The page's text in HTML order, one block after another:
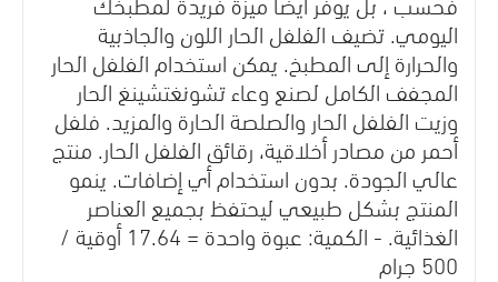
اليومي. تضيف الفلفل الحار اللون والجاذبية
والحرارة إلى المطبخ. يمكن استخدام الفلفل الحار
المجفف الكامل لصنع وعاء تشونغتشينغ الحار
وزيت الفلفل الحار والصلصة الحارة والمزيد. فلفل
أحمر من مصادر أخلاقية، رقائق الفلفل الحار. منتج
عالي الجودة. بدون استخدام أي إضافات. ينمو
المنتج بشكل طبيعي ليحتفظ بجميع العناصر
الغذائية. - الكمية: عبوة واحدة = 17.64 أوقية /
500 جرام